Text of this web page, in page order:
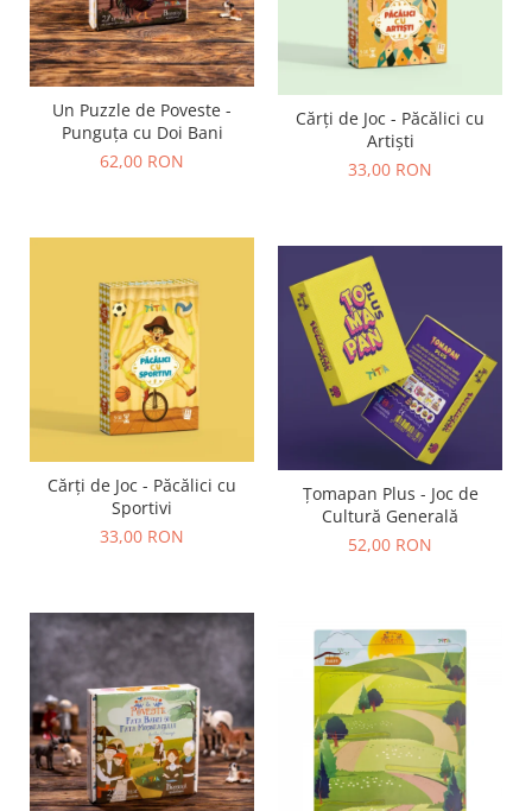
Un Puzzle de Poveste -
Punguța cu Doi Bani
62,00 RON
Cărți de Joc - Păcălici cu
Artiști
33,00 RON
Cărți de Joc - Păcălici cu
Sportivi
33,00 RON
Țomapan Plus - Joc de
Cultură Generală
52,00 RON